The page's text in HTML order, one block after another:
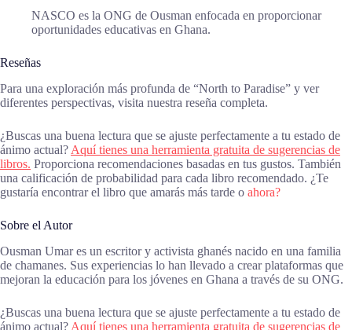
NASCO es la ONG de Ousman enfocada en proporcionar
oportunidades educativas en Ghana.
Reseñas
Para una exploración más profunda de “North to Paradise” y ver
diferentes perspectivas, visita nuestra reseña completa.
¿Buscas una buena lectura que se ajuste perfectamente a tu estado de
ánimo actual? Aquí tienes una herramienta gratuita de sugerencias de
libros. Proporciona recomendaciones basadas en tus gustos. También
una calificación de probabilidad para cada libro recomendado. ¿Te
gustaría encontrar el libro que amarás más tarde o ahora?
Sobre el Autor
Ousman Umar es un escritor y activista ghanés nacido en una familia
de chamanes. Sus experiencias lo han llevado a crear plataformas que
mejoran la educación para los jóvenes en Ghana a través de su ONG.
¿Buscas una buena lectura que se ajuste perfectamente a tu estado de
ánimo actual? Aquí tienes una herramienta gratuita de sugerencias de